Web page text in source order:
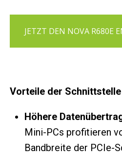
JETZT DEN NOVA R680E
Vorteile der
Höhere
Mini-PCs profitieren
Bandbreite der PCIe-